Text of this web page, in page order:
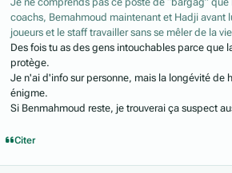
coachs, Bemahmoud maintenant et Hadji avant
joueurs et le staff travailler sans se mêler de la
Des fois tu as des gens intouchables parce que
protège.
Je n'ai d'info sur personne, mais la longévité de
énigme.
Si Benmahmoud reste, je trouverai ça suspect
Citer